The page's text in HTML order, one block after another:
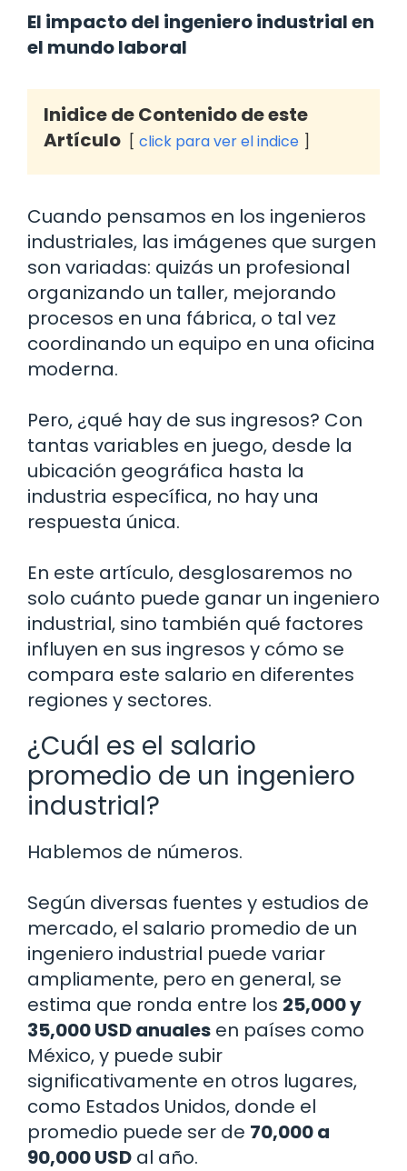
El impacto del ingeniero industrial en
el mundo laboral
Inidice de Contenido de este
Artículo
click para ver el indice
Cuando pensamos en los ingenieros
industriales, las imágenes que surgen
son variadas: quizás un profesional
organizando un taller, mejorando
procesos en una fábrica, o tal vez
coordinando un equipo en una oficina
moderna.
Pero, ¿qué hay de sus ingresos? Con
tantas variables en juego, desde la
ubicación geográfica hasta la
industria específica, no hay una
respuesta única.
En este artículo, desglosaremos no
solo cuánto puede ganar un ingeniero
industrial, sino también qué factores
influyen en sus ingresos y cómo se
compara este salario en diferentes
regiones y sectores.
¿Cuál es el salario
promedio de un ingeniero
industrial?
Hablemos de números.
Según diversas fuentes y estudios de
mercado, el salario promedio de un
ingeniero industrial puede variar
ampliamente, pero en general, se
estima que ronda entre los 25,000 y
35,000 USD anuales en países como
México, y puede subir
significativamente en otros lugares,
como Estados Unidos, donde el
promedio puede ser de 70,000 a
90,000 USD al año.